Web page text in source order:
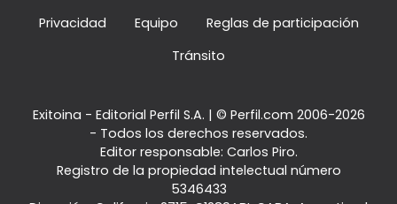
Privacidad
Equipo
Reglas de participación
Tránsito
Exitoina - Editorial Perfil S.A. | © Perfil.com 2006-2026
- Todos los derechos reservados.
Editor responsable: Carlos Piro.
Registro de la propiedad intelectual número
5346433